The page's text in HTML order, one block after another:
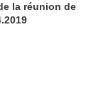
la réunion de